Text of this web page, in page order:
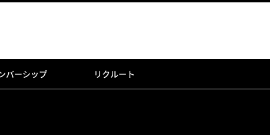
バーシップ リクルート